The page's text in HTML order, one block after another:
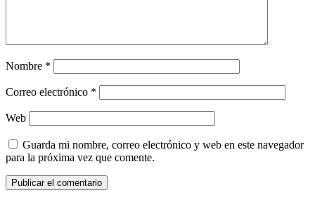
Nombre *
Correo electrónico *
Web
Guarda mi nombre, correo electrónico y web en este navegador
para la próxima vez que comente.